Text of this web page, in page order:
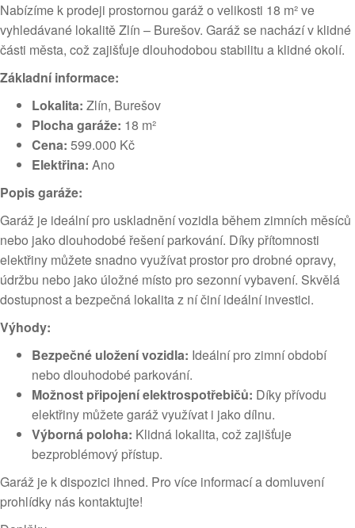
Nabízíme k prodeji prostornou garáž o velikosti 18 m² ve
vyhledávané lokalitě Zlín – Burešov. Garáž se nachází v klidné
části města, což zajišťuje dlouhodobou stabilitu a klidné okolí.
Základní informace:
Lokalita: Zlín, Burešov
Plocha garáže: 18 m²
Cena: 599.000 Kč
Elektřina: Ano
Popis garáže:
Garáž je ideální pro uskladnění vozidla během zimních měsíců
nebo jako dlouhodobé řešení parkování. Díky přítomnosti
elektřiny můžete snadno využívat prostor pro drobné opravy,
údržbu nebo jako úložné místo pro sezonní vybavení. Skvělá
dostupnost a bezpečná lokalita z ní činí ideální investici.
Výhody:
Bezpečné uložení vozidla: Ideální pro zimní období
nebo dlouhodobé parkování.
Možnost připojení elektrospotřebičů: Díky přívodu
elektřiny můžete garáž využívat i jako dílnu.
Výborná poloha: Klidná lokalita, což zajišťuje
bezproblémový přístup.
Garáž je k dispozici ihned. Pro více informací a domluvení
prohlídky nás kontaktujte!